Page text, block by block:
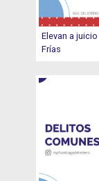
Elevan a
Frías